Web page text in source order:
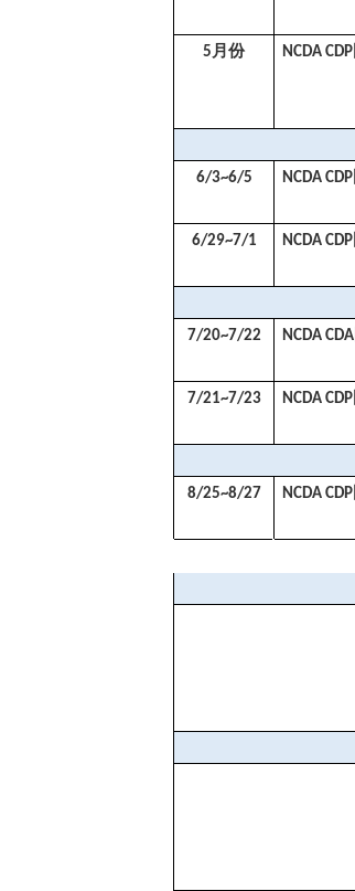
5 月份 NCDA CDP
6/3~6/5 NCDA CDP
6/29~7/1 NCDA CDP
7/20~7/22 NCDA CDA
7/21~7/23 NCDA CDP
8/25~8/27 NCDA CDP